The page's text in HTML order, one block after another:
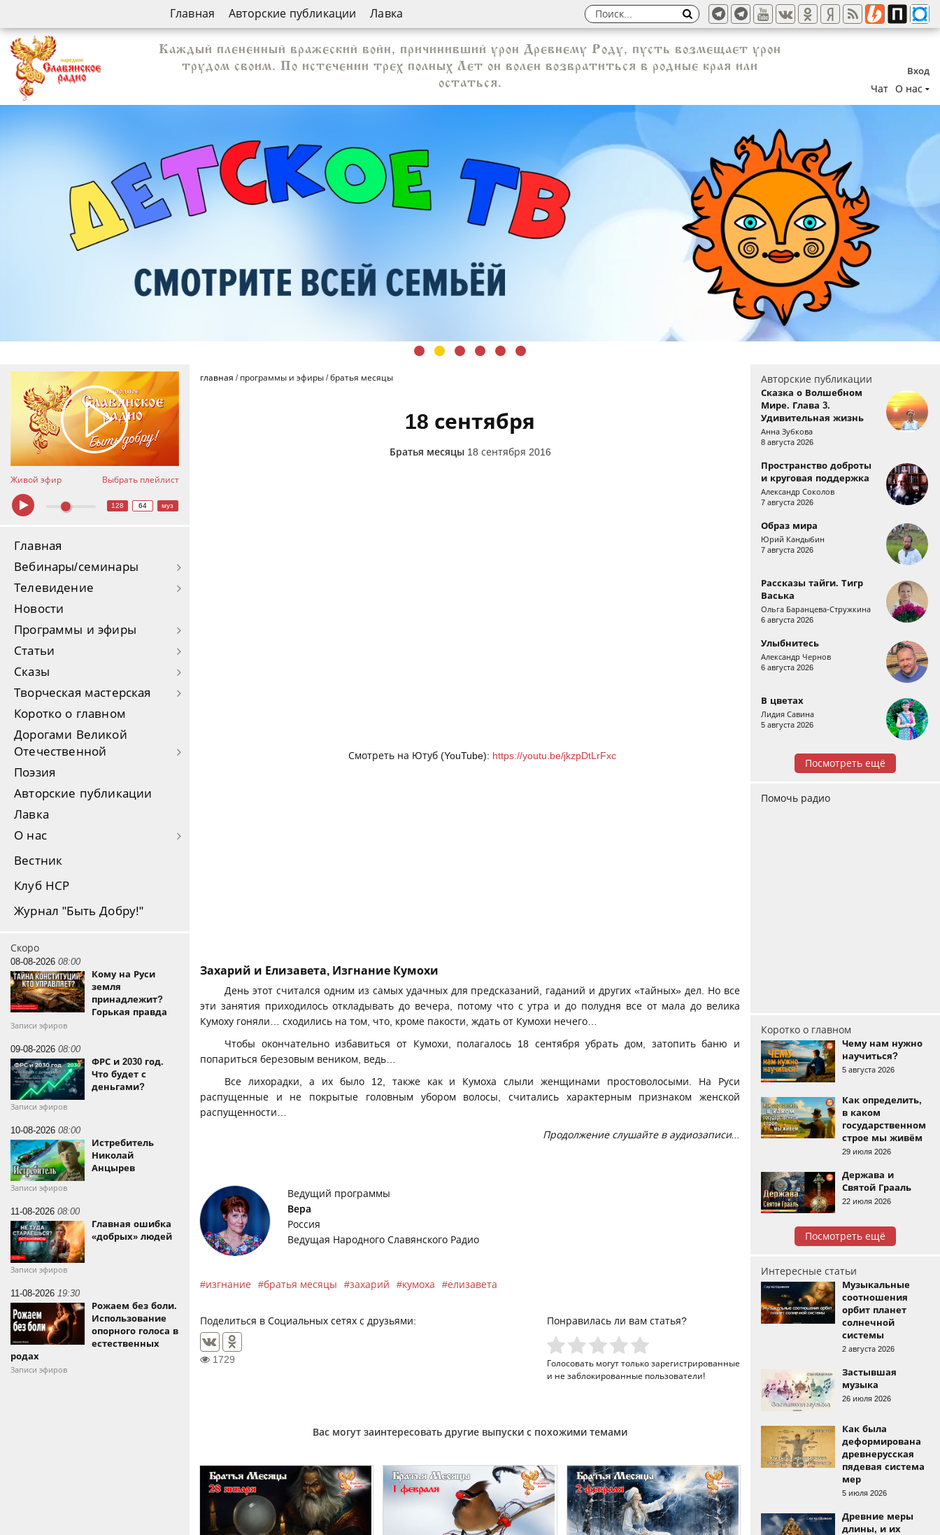
Главная Авторские публикации Лавка
Вход
Чат О нас
Каждый плененный вражеский войн, причинивший урон Древнему Роду, пусть возмещает урон
трудом своим. По истечении трех полных Лет он волен возвратиться в родные края или
остаться.
Живой эфир Выбрать плейлист
128 64 муз
Главная
Вебинары/семинары
Телевидение
Новости
Программы и эфиры
Статьи
Сказы
Творческая мастерская
Коротко о главном
Дорогами Великой
Отечественной
Поэзия
Авторские публикации
Лавка
О нас
Вестник
Клуб НСР
Журнал "Быть Добру!"
Скоро
08-08-2026 08:00
Кому на Руси
земля
принадлежит?
Горькая правда
Записи эфиров
09-08-2026 08:00
ФРС и 2030 год.
Что будет с
деньгами?
Записи эфиров
10-08-2026 08:00
Истребитель
Николай
Анцырев
Записи эфиров
11-08-2026 08:00
Главная ошибка
«добрых» людей
Записи эфиров
11-08-2026 19:30
Рожаем без боли.
Использование
опорного голоса в
естественных
родах
Записи эфиров
главная / программы и эфиры/братья месяцы
18 сентября
Братья месяцы 18 сентября 2016
Смотреть на Ютуб (YouTube): https://youtu.be/jkzpDtLrFxc
Захарий и Елизавета, Изгнание Кумохи
День этот считался одним из самых удачных для предсказаний, гаданий и других «тайных» дел. Но все
эти занятия приходилось откладывать до вечера, потому что с утра и до полудня все от мала до велика
Кумоху гоняли… сходились на том, что, кроме пакости, ждать от Кумохи нечего…
Чтобы окончательно избавиться от Кумохи, полагалось 18 сентября убрать дом, затопить баню и
попариться березовым веником, ведь…
Все лихорадки, а их было 12, также как и Кумоха слыли женщинами простоволосыми. На Руси
распущенные и не покрытые головным убором волосы, считались характерным признаком женской
распущенности…
Продолжение слушайте в аудиозаписи...
Ведущий программы
Вера
Россия
Ведущая Народного Славянского Радио
изгнание братья месяцы захарий кумоха елизавета
Поделиться в Социальных сетях с друзьями:
1729
Понравилась ли вам статья?
Голосовать могут толькозарегистрированные
и не заблокированные пользователи!
Вас могут заинтересовать другие выпуски с похожими темами
Авторские публикации
Сказка о Волшебном
Мире. Глава 3.
Удивительная жизнь
Анна Зубкова
8 августа 2026
Пространство доброты
и круговая поддержка
Александр Соколов
7 августа 2026
Образ мира
Юрий Кандыбин
7 августа 2026
Рассказы тайги. Тигр
Васька
Ольга Баранцева-Стружкина
6 августа 2026
Улыбнитесь
Александр Чернов
6 августа 2026
В цветах
Лидия Савина
5 августа 2026
Посмотреть ещё
Помочь радио
Коротко о главном
Чему нам нужно
научиться?
5 августа 2026
Как определить,
в каком
государственном
строе мы живём
29 июля 2026
Держава и
Святой Грааль
22 июля 2026
Посмотреть ещё
Интересные статьи
Музыкальные
соотношения
орбит планет
солнечной
системы
2 августа 2026
Застывшая
музыка
26 июля 2026
Как была
деформирована
древнерусская
пядевая система
мер
5 июля 2026
Древние меры
длины, и их